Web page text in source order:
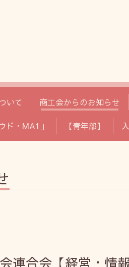
いて 商工会からのお知らせ
ド・MA1」 【青年部】
連合会【経営・情